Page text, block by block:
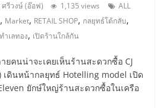
รีวงษ์ (อ๊อฟ) 1,135 views
ALL
, Market, RETAIL SHOP, กลยุทธ์โต้กลับ,
ำเลทอง, เปิดร้านใกล้กัน
คนน่าจะเคยเห็นร้านสะดวกซื้อ CJ
เดินหน้ากลยุทธ์ Hotelling model เปิด
ยักษ์ใหญ่ร้านสะดวกซื้อในเครือ